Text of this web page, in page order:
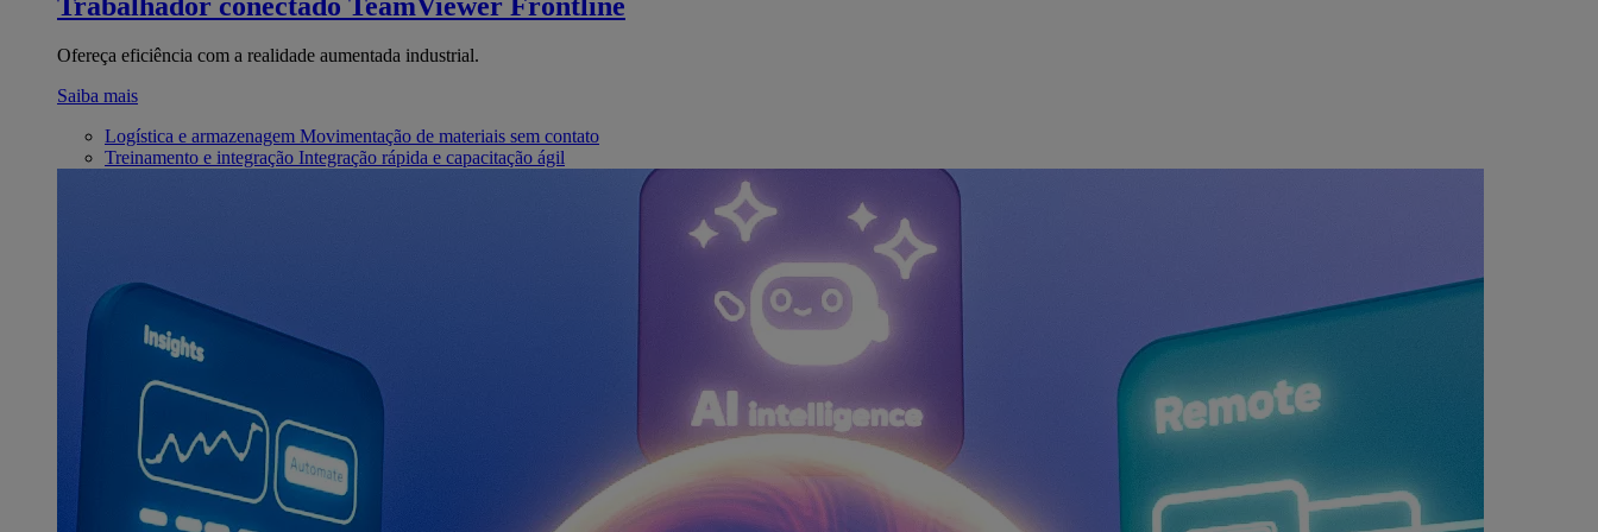
Ofereça eficiência com a realidade aumentada industrial.
Saiba mais
Logística e armazenagem Movimentação de materiais sem contato
Treinamento e integração Integração rápida e capacitação ágil